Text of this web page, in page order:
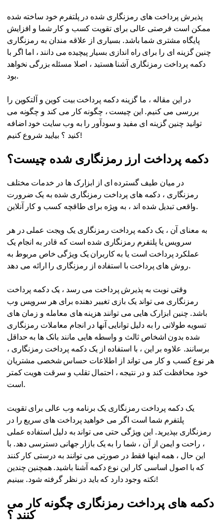
پذیرش پرداخت های رمزنگاری شده در پلتفرم خود ساخته شده
ممکن است فرصتی عالی برای تقویت کسب و کار شما و افزایش
پایگاه مشتری شما باشد. بسیاری از علاقه مندان به رمزنگاری
چنین گزینه ای را برای راه اندازی بسیار پیچیده می دانند ، اما اگر با
دکمه پرداخت رمزنگاری آشنا هستید ، اصلا مسئله بزرگی نخواهد
بود.
در این مقاله ، ما گزینه دکمه پرداخت بیت کوین و آلتکوین را
بررسی می کنیم. این چیست ، چگونه کار می کند و چگونه می
توانید چنین گزینه ای مفید و سودآور را به وب سایت خود اضافه
کنید ؟ بیایید شروع کنیم!
دکمه پرداخت ارز رمزنگاری شده چیست؟
در میان طیف گسترده ای از ابزارک ها در خدمات مختلف
رمزنگاری ، دکمه های پرداخت رمزنگاری شده به یک ضرورت
واقعی تبدیل شده اند ، به ویژه برای طاقچه کسب و کار آنلاین.
به معنای آن ، یک دکمه پرداخت رمزنگاری یک ویجت عملی در هر
سرویس یا پلتفرم رمزنگاری شده است که قادر به انجام یک
عملکرد پرداخت است یا به کاربران یک ویژگی خاص مربوط به
روش های پرداخت با استفاده از رمزنگاری را ارائه می دهد.
وقتی نوبت به پذیرش پرداخت می رسد ، یک دکمه پرداخت
رمزنگاری می تواند یک بازی تغییر دهنده برای هر سرویس وب
باشد. چنین ابزارک هایی می توانند هزینه های معامله و زمان های
تسویه طولانی را به دلیل توانایی آنها در انجام معاملات رمزنگاری
شده بدون اشخاص ثالث و واسطه هایی مانند بانک ها به حداقل
برسانند. علاوه بر این ، با استفاده از یک دکمه پرداخت رمزنگاری ،
هر نوع کسب و کار می تواند از اطلاعات حساس شخصی مشتریان
خود محافظت کند و در نتیجه ، احتمال تقلب و سرقت هویت کمتر
است.
یک دکمه پرداخت رمزنگاری یک برنامه وب عالی برای تقویت
پلتفرم شما است اگر می خواهید پرداخت های سریع را در
رمزنگاری بپذیرید. این ویژگی حتی می تواند به دلیل استفاده عملی
، راحت و ایمن از آن ، شما را به یک بازار جهانی دسترسی دهد. با
این حال ، همه اینها فقط در صورتی می توانند به درستی کار کنند
که با اصول اساسی کار این نوع دکمه آشنا باشید. همچنین چندین
نکته وجود دارد که باید در نظر گرفته شود. ببینیم!
دکمه های پرداخت رمزنگاری چگونه کار می
کنند ؟